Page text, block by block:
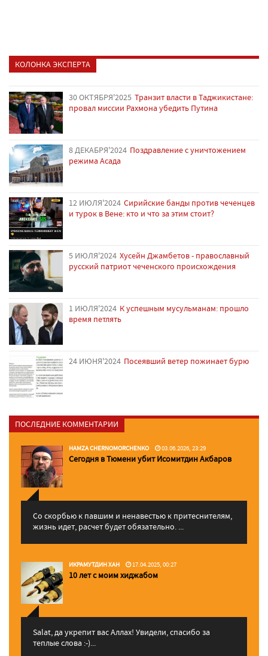
КОЛОНКА ЭКСПЕРТА
30 ОКТЯБРЯ'2025 Транзит власти в Таджикистане:
провал миссии Рахмона убедить Путина
8 ДЕКАБРЯ'2024 Поздравление с уничтожением
режима Асада
12 ИЮЛЯ'2024 Сирийские банды против чеченцев
и турок в Вене: кто и что за этим стоит?
5 ИЮЛЯ'2024 Хусейн Джамбетов - православный
русский патриот чеченского происхождения
1 ИЮЛЯ'2024 К успешным мусульманам: прошло
время петлять
24 ИЮНЯ'2024 Посеявший ветер пожинает бурю
ПОСЛЕДНИЕ КОММЕНТАРИИ
HAMZA CHERNOMORCHENKO 03.06.2026, 23:29
Сегодня в Тюмени убит Исомитдин Акбаров
Со скорбью к павшим и ненавестью к притеснителям,
жизнь идет, расчет будет обязательно. ...
ИКРАМУТДИН ХАН 17.04.2025, 00:27
10 лет с моим хиджабом
Salat, да укрепит вас Аллаx! Увидели, спасибо за
теплые слова :-)...